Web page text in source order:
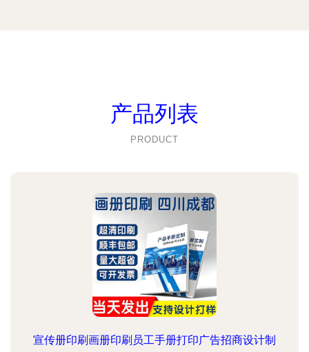
产品列表
PRODUCT
宣传册印刷画册印刷员工手册打印广告招商设计制